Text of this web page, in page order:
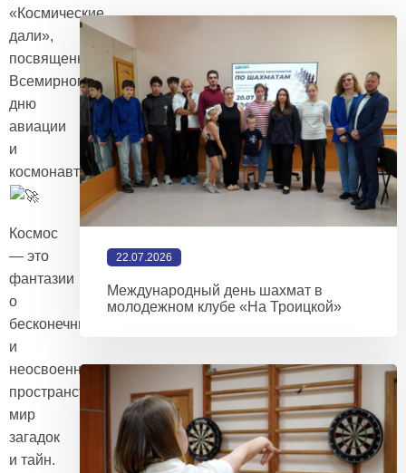
«Космические
дали»,
посвященная
Всемирному
дню
авиации
и
космонавтики
Космос
— это
фантазии
о
бесконечных
и
неосвоенных
пространствах,
мир
загадок
и тайн.
22.07.2026
Международный день шахмат в
молодежном клубе «На Троицкой»